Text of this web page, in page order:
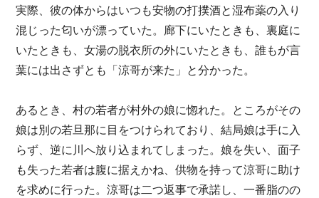
実際、彼の体からはいつも安物の打撲酒と湿布薬の入り
混じった匂いが漂っていた。廊下にいたときも、裏庭に
いたときも、女湯の脱衣所の外にいたときも、誰もが言
葉には出さずとも「涼哥が来た」と分かった。
あるとき、村の若者が村外の娘に惚れた。ところがその
娘は別の若旦那に目をつけられており、結局娘は手に入
らず、逆に川へ放り込まれてしまった。娘を失い、面子
も失った若者は腹に据えかね、供物を持って涼哥に助け
を求めに行った。涼哥は二つ返事で承諾し、一番脂のの